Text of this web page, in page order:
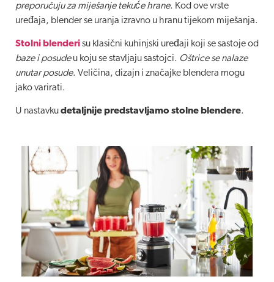
preporučuju za miješanje tekuće hrane. Kod ove vrste
uređaja, blender se uranja izravno u hranu tijekom miješanja.
Stolni blenderisu klasični kuhinjski uređaji koji se sastoje od
baze i posudeu koju se stavljaju sastojci. Oštrice se nalaze
unutar posude. Veličina, dizajn i značajke blendera mogu
jako varirati.
U nastavkudetaljnije predstavljamo stolne blendere.